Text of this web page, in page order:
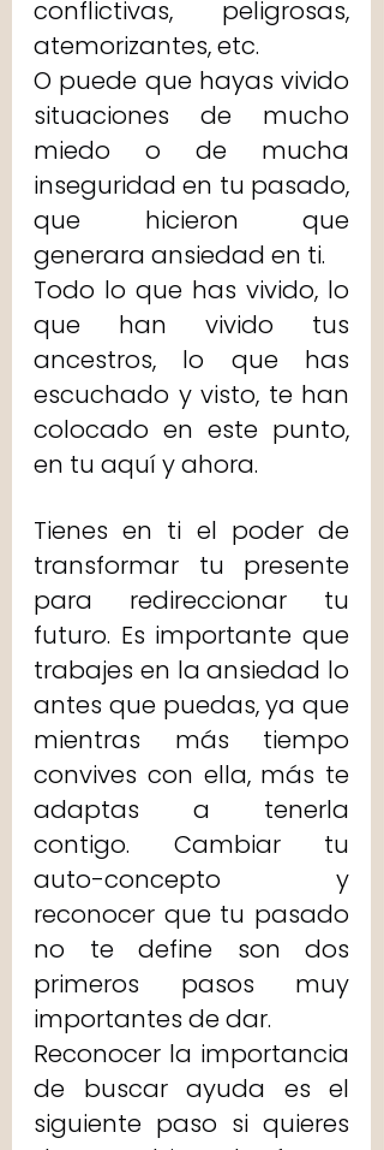
conflictivas, peligrosas,
atemorizantes, etc.
O puede que hayas vivido
situaciones de mucho
miedo o de mucha
inseguridad en tu pasado,
que hicieron que
generara ansiedad en ti.
Todo lo que has vivido, lo
que han vivido tus
ancestros, lo que has
escuchado y visto, te han
colocado en este punto,
en tu aquí y ahora.
Tienes en ti el poder de
transformar tu presente
para redireccionar tu
futuro. Es importante que
trabajes en la ansiedad lo
antes que puedas, ya que
mientras más tiempo
convives con ella, más te
adaptas a tenerla
contigo. Cambiar tu
auto-concepto y
reconocer que tu pasado
no te define son dos
primeros pasos muy
importantes de dar.
Reconocer la importancia
de buscar ayuda es el
siguiente paso si quieres